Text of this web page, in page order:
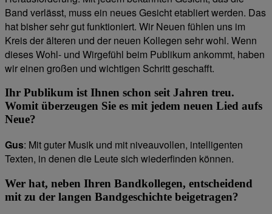
Band verlässt, muss ein neues Gesicht etabliert werden. Das
hat bisher sehr gut funktioniert. Wir Neuen fühlen uns im
Kreis der älteren und der neuen Kollegen sehr wohl. Wenn
dieses Wohl- und Wirgefühl beim Publikum ankommt, haben
wir einen großen und wichtigen Schritt geschafft.
Ihr Publikum ist Ihnen schon seit Jahren treu.
Womit überzeugen Sie es mit jedem neuen Lied aufs
Neue?
Gus: Mit guter Musik und mit niveauvollen, intelligenten
Texten, in denen die Leute sich wiederfinden können.
Wer hat, neben Ihren Bandkollegen, entscheidend
mit zu der langen Bandgeschichte beigetragen?